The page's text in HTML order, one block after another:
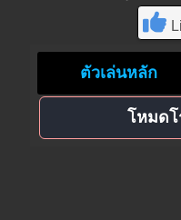
ตัวเล่นหลัก
โหมด